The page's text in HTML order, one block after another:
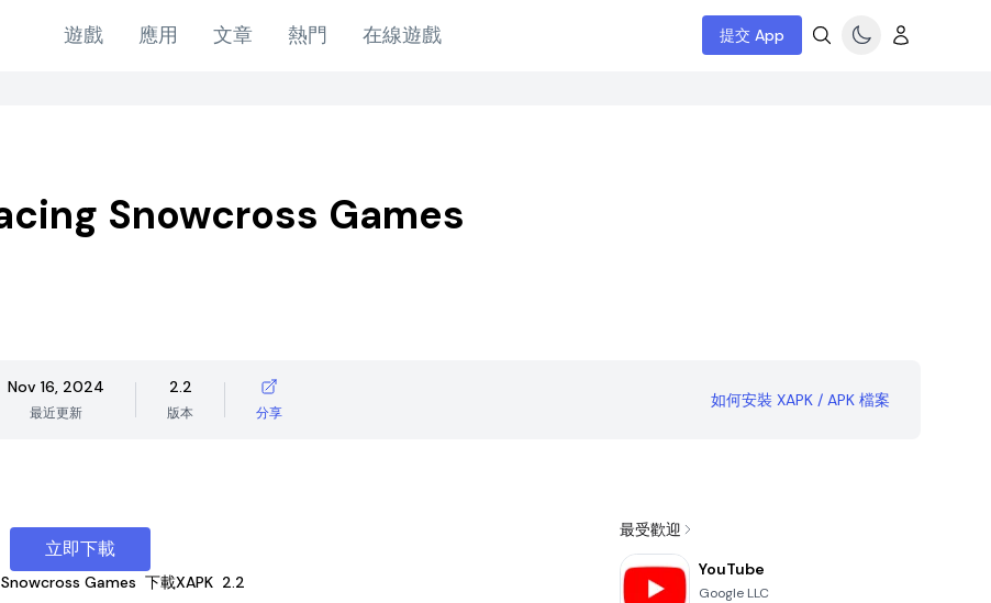
遊戲 應用 文章 熱門 在線遊戲 提交 App
Snowcross Games
Nov 16, 2024
最近更新
2.2
版本 分享
如何安裝 XAPK / APK 檔案
立即下載
Games 下載XAPK 2.2
最受歡迎
YouTube
Google LLC